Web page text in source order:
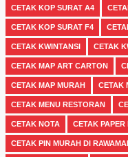
CETAK KOP SURAT A4
CETAK KOP SURAT F4
CETAK KWINTANSI CETAK
CETAK MAP ART CARTON
CETAK MAP MURAH CETAK
CETAK MENU RESTORAN
CETAK NOTA CETAK PAPER
CETAK PIN MURAH DI